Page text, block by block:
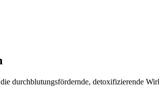
durchblutungsfördernde, detoxifizierende